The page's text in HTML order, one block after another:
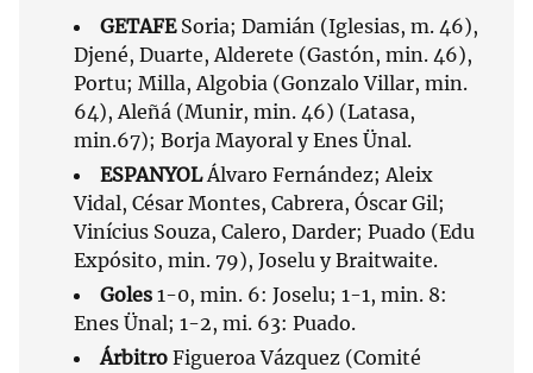
GETAFE Soria; Damián (Iglesias, m. 46),
Djené, Duarte, Alderete (Gastón, min. 46),
Portu; Milla, Algobia (Gonzalo Villar, min.
64), Aleñá (Munir, min. 46) (Latasa,
min.67); Borja Mayoral y Enes Ünal.
ESPANYOLÁlvaro Fernández; Aleix
Vidal, César Montes, Cabrera, Óscar Gil;
Vinícius Souza, Calero, Darder; Puado (Edu
Expósito, min. 79), Joselu y Braitwaite.
Goles 1-0, min. 6: Joselu; 1-1, min. 8:
Enes Ünal; 1-2, mi. 63: Puado.
Árbitro Figueroa Vázquez (Comité